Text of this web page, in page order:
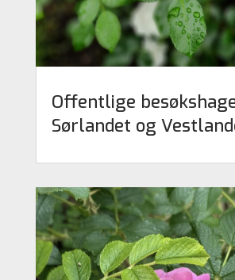
Offentlige
Sørlandet og